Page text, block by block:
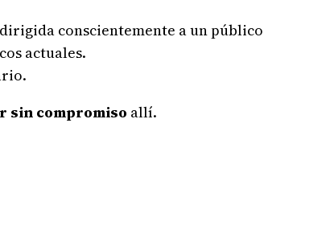
conscientemente a un público
actuales.
sin compromiso allí.